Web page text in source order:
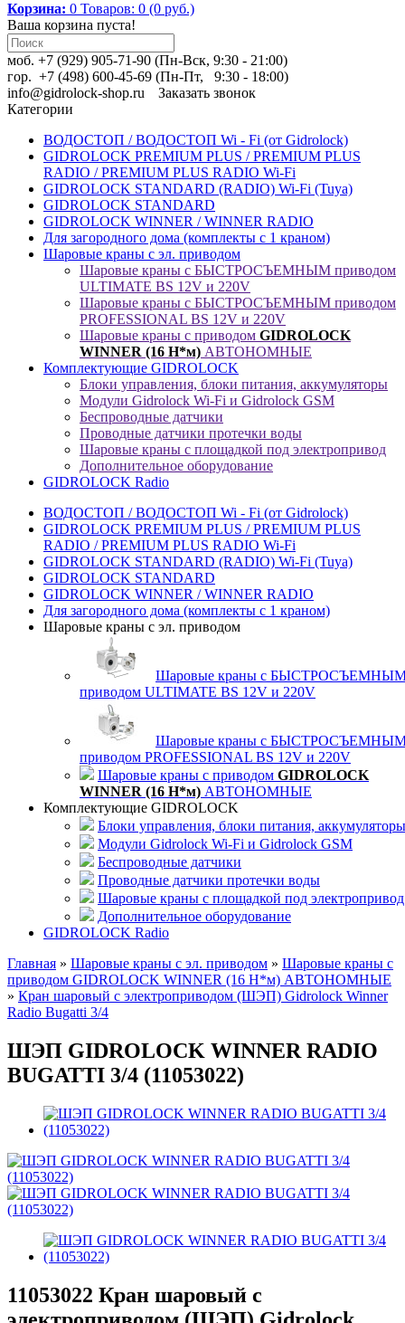
Корзина: 0 Товаров: 0 (0 руб.)
Ваша корзина пуста!
моб. +7 (929) 905-71-90 (Пн-Вск, 9:30 - 21:00)
гор. +7 (498) 600-45-69 (Пн-Пт, 9:30 - 18:00)
info@gidrolock-shop.ru
Заказать звонок
Категории
ВОДОСТОП / ВОДОСТОП Wi - Fi (от Gidrolock)
GIDROLOCK PREMIUM PLUS / PREMIUM PLUS
RADIO / PREMIUM PLUS RADIO Wi-Fi
GIDROLOCK STANDARD (RADIO) Wi-Fi (Tuya)
GIDROLOCK STANDARD
GIDROLOCK WINNER / WINNER RADIO
Для загородного дома (комплекты с 1 краном)
Шаровые краны с эл. приводом
Шаровые краны с БЫСТРОСЪЕМНЫМ приводом
ULTIMATE BS 12V и 220V
Шаровые краны с БЫСТРОСЪЕМНЫМ приводом
PROFESSIONAL BS 12V и 220V
Шаровые краны с приводом GIDROLOCK
WINNER (16 Н*м) АВТОНОМНЫЕ
Комплектующие GIDROLOCK
Блоки управления, блоки питания, аккумуляторы
Модули Gidrolock Wi-Fi и Gidrolock GSM
Беспроводные датчики
Проводные датчики протечки воды
Шаровые краны с площадкой под электропривод
Дополнительное оборудование
GIDROLOCK Radio
ВОДОСТОП / ВОДОСТОП Wi - Fi (от Gidrolock)
GIDROLOCK PREMIUM PLUS / PREMIUM PLUS
RADIO / PREMIUM PLUS RADIO Wi-Fi
GIDROLOCK STANDARD (RADIO) Wi-Fi (Tuya)
GIDROLOCK STANDARD
GIDROLOCK WINNER / WINNER RADIO
Для загородного дома (комплекты с 1 краном)
Шаровые краны с эл. приводом
Шаровые краны с
приводом ULTIMATE BS 12V и 220V
Шаровые краны с
приводом PROFESSIONAL BS 12V и 220V
Шаровые краны с приводом GIDROLOCK
WINNER (16 Н*м) АВТОНОМНЫЕ
Комплектующие GIDROLOCK
Блоки управления, блоки питания, аккумуляторы
Модули Gidrolock Wi-Fi и Gidrolock GSM
Беспроводные датчики
Проводные датчики протечки воды
Шаровые краны с площадкой под электропривод
Дополнительное оборудование
GIDROLOCK Radio
Главная » Шаровые краны с эл. приводом » Шаровые краны с
приводом GIDROLOCK WINNER (16 Н*м) АВТОНОМНЫЕ
» Кран шаровый с электроприводом (ШЭП) Gidrolock Winner
Radio Bugatti 3/4
ШЭП GIDROLOCK WINNER RADIO
BUGATTI 3/4 (11053022)
11053022 Кран шаровый с